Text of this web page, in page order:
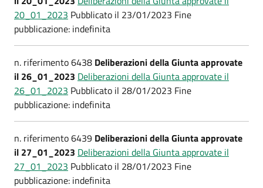
20_01_2023 Pubblicato il 23/01/2023 Fine
pubblicazione: indefinita
n. riferimento 6438 Deliberazioni della Giunta approvate
il 26_01_2023 Deliberazioni della Giunta approvate il
26_01_2023 Pubblicato il 28/01/2023 Fine
pubblicazione: indefinita
n. riferimento 6439 Deliberazioni della Giunta approvate
il 27_01_2023 Deliberazioni della Giunta approvate il
27_01_2023 Pubblicato il 28/01/2023 Fine
pubblicazione: indefinita